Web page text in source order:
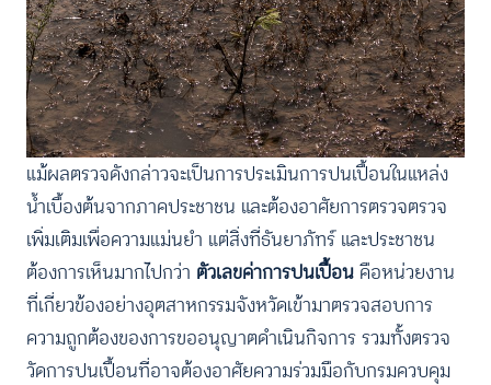
แม้ผลตรวจดังกล่าวจะเป็นการประเมินการปนเปื้อนในแหล่ง
น้ำเบื้องต้นจากภาคประชาชน และต้องอาศัยการตรวจตรวจ
เพิ่มเติมเพื่อความแม่นยำ แต่สิ่งที่ธันยาภัทร์ และประชาชน
ต้องการเห็นมากไปกว่า ตัวเลขค่าการปนเปื้อนคือหน่วยงาน
ที่เกี่ยวข้องอย่างอุตสาหกรรมจังหวัดเข้ามาตรวจสอบการ
ความถูกต้องของการขออนุญาตดำเนินกิจการ รวมทั้งตรวจ
วัดการปนเปื้อนที่อาจต้องอาศัยความร่วมมือกับกรมควบคุม